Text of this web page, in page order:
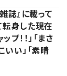
誌』に載って
転身した現在
！！」「まさ
いい」「素晴